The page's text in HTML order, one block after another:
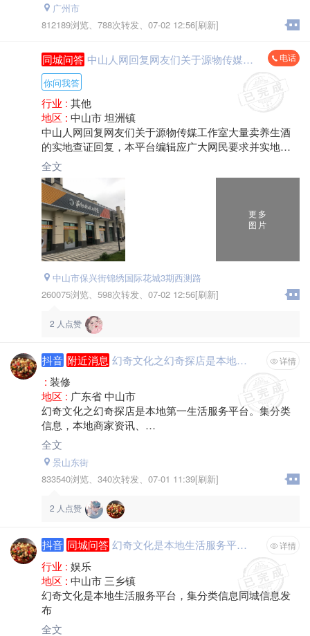
广州市
812189浏览、 788次转发、 07-02 12:56[刷新]
同城问答 中山人网回复网友们关于源物传媒工作室大量卖养生酒的实地查证回复 电话
你问我答
行业 : 其他
地区 : 中山市 坦洲镇
中山人网回复网友们关于源物传媒工作室大量卖养生酒
的实地查证回复，本平台编辑应广大网民要求并实地查
看了源物传媒工作室的门店及地址，并了解到源物传媒
工作室上级管理部门为澳门雍紫坊药业集团有限公司及
源物本草食品有限公司的下属的工作室。至今为止还未
正常运营销售，百度企业查也无法查到中山源物传媒工
作室。至于大量卖白酒及养生酒也未得到老板的正面回
答，至于网传卖货图片证明这也只是正在准备中的想
法，当然网络不是法外之地，如手续不齐全也不会大量
销售，在中山有些公司大量存储定制酒系列产品都很正
常，现实直播平台越来越管控严格希望广大网友们不用
担心。
全文
更多
图片
中山市保兴街锦绣国际花城3期西测路
260075浏览、 598次转发、 07-02 12:56[刷新]
2 人点赞
抖音 附近消息 幻奇文化之幻奇探店是本地第一生活服务平台。集分类信息，本地商家资讯、 互动社区、汽车、房产、交友、婚嫁、旅游、摄影、美食、招聘、求职、商铺入住，直播代货，等行业资讯为一体的 地方综合平台，为广大网民提供最全面、最快捷的本地化信息服务 详情
: 装修
地区 : 广东省 中山市
幻奇文化之幻奇探店是本地第一生活服务平台。集分类
信息，本地商家资讯、
互动社区、汽车、房产、交友、婚嫁、旅游、摄影、美
食、招聘、求职、商铺入住，直播代货，等行业资讯为
一体的
地方综合平台，为广大网民提供最全面、最快捷的本地
全文
景山东街
833540浏览、 340次转发、 07-01 11:39[刷新]
2 人点赞
抖音 同城问答 幻奇文化是本地生活服务平台，集分类信息同城信息发布 详情
行业 : 娱乐
地区 : 中山市 三乡镇
幻奇文化是本地生活服务平台，集分类信息同城信息发
布
全文